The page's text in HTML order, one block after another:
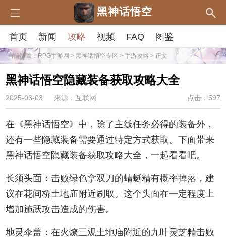
黑神话悟空
首页 新闻 攻略 视频 FAQ 图鉴
当前位置：RPG手游网 > 黑神话悟空专区 > 手游攻略 > 正文
黑神话悟空隐藏装备获取攻略大全
2025-03-03 来源：互联网 点击：597
在《黑神话悟空》中，除了主线任务必得的装备外，
还有一些隐藏装备需要通过特定方式获取。下面带来
黑神话悟空隐藏装备获取攻略大全，一起看看吧。
长须头面：击败绿色拿双刀的蜻蜓精有概率掉落，建
议在花间桥土地庙附近刷取。这个头面在一定程度上
增加施跃攻击造成的伤害。
地灵伞盖：在火燎三观土地庙附近的九叶灵芝精击败